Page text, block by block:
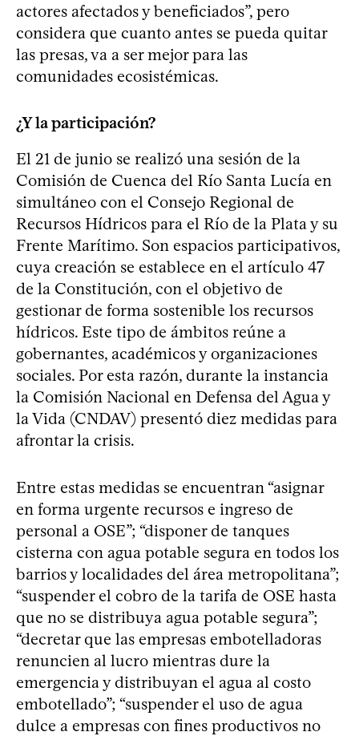
actores afectados y beneficiados”, pero
considera que cuanto antes se pueda quitar
las presas, va a ser mejor para las
comunidades ecosistémicas.
¿Y la participación?
El 21 de junio se realizó una sesión de la
Comisión de Cuenca del Río Santa Lucía en
simultáneo con el Consejo Regional de
Recursos Hídricos para el Río de la Plata y su
Frente Marítimo. Son espacios participativos,
cuya creación se establece en el artículo 47
de la Constitución, con el objetivo de
gestionar de forma sostenible los recursos
hídricos. Este tipo de ámbitos reúne a
gobernantes, académicos y organizaciones
sociales. Por esta razón, durante la instancia
la Comisión Nacional en Defensa del Agua y
la Vida (CNDAV) presentó diez medidas para
afrontar la crisis.
Entre estas medidas se encuentran “asignar
en forma urgente recursos e ingreso de
personal a OSE”; “disponer de tanques
cisterna con agua potable segura en todos los
barrios y localidades del área metropolitana”;
“suspender el cobro de la tarifa de OSE hasta
que no se distribuya agua potable segura”;
“decretar que las empresas embotelladoras
renuncien al lucro mientras dure la
emergencia y distribuyan el agua al costo
embotellado”; “suspender el uso de agua
dulce a empresas con fines productivos no